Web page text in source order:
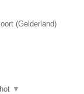
(Gelderland)
▼